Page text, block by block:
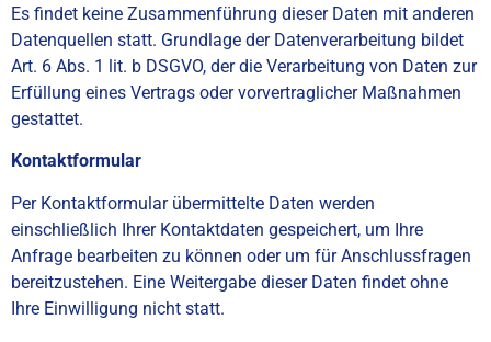
Es findet keine Zusammenführung dieser Daten mit anderen
Datenquellen statt. Grundlage der Datenverarbeitung bildet
Art. 6 Abs. 1 lit. b DSGVO, der die Verarbeitung von Daten zur
Erfüllung eines Vertrags oder vorvertraglicher Maßnahmen
gestattet.
Kontaktformular
Per Kontaktformular übermittelte Daten werden
einschließlich Ihrer Kontaktdaten gespeichert, um Ihre
Anfrage bearbeiten zu können oder um für Anschlussfragen
bereitzustehen. Eine Weitergabe dieser Daten findet ohne
Ihre Einwilligung nicht statt.